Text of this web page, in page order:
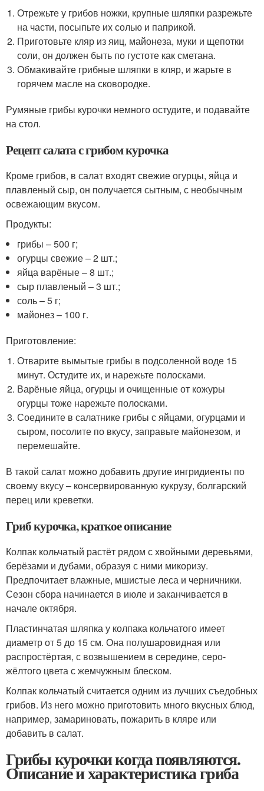
Отрежьте у грибов ножки, крупные шляпки разрежьте
на части, посыпьте их солью и паприкой.
Приготовьте кляр из яиц, майонеза, муки и щепотки
соли, он должен быть по густоте как сметана.
Обмакивайте грибные шляпки в кляр, и жарьте в
горячем масле на сковородке.
Румяные грибы курочки немного остудите, и подавайте
на стол.
Рецепт салата с грибом курочка
Кроме грибов, в салат входят свежие огурцы, яйца и
плавленый сыр, он получается сытным, с необычным
освежающим вкусом.
Продукты:
грибы – 500 г;
огурцы свежие – 2 шт.;
яйца варёные – 8 шт.;
сыр плавленый – 3 шт.;
соль – 5 г;
майонез – 100 г.
Приготовление:
Отварите вымытые грибы в подсоленной воде 15
минут. Остудите их, и нарежьте полосками.
Варёные яйца, огурцы и очищенные от кожуры
огурцы тоже нарежьте полосками.
Соедините в салатнике грибы с яйцами, огурцами и
сыром, посолите по вкусу, заправьте майонезом, и
перемешайте.
В такой салат можно добавить другие ингридиенты по
своему вкусу – консервированную кукрузу, болгарский
перец или креветки.
Гриб курочка, краткое описание
Колпак кольчатый растёт рядом с хвойными деревьями,
берёзами и дубами, образуя с ними микоризу.
Предпочитает влажные, мшистые леса и черничники.
Сезон сбора начинается в июле и заканчивается в
начале октября.
Пластинчатая шляпка у колпака кольчатого имеет
диаметр от 5 до 15 см. Она полушаровидная или
распростёртая, с возвышением в середине, серо-
жёлтого цвета с жемчужным блеском.
Колпак кольчатый считается одним из лучших съедобных
грибов. Из него можно приготовить много вкусных блюд,
например, замариновать, пожарить в кляре или
добавить в салат.
Грибы курочки когда появляются.
Описание и характеристика гриба